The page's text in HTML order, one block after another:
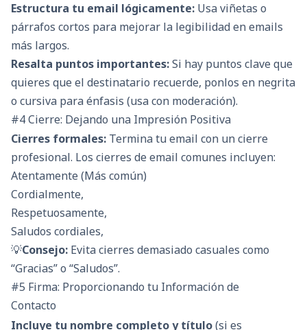
Estructura tu email lógicamente: Usa viñetas o
párrafos cortos para mejorar la legibilidad en emails
más largos.
Resalta puntos importantes:Si hay puntos clave que
quieres que el destinatario recuerde, ponlos en negrita
o cursiva para énfasis (usa con moderación).
#4 Cierre: Dejando una Impresión Positiva
Cierres formales: Termina tu email con un cierre
profesional. Los cierres de email comunes incluyen:
Atentamente (Más común)
Cordialmente,
Respetuosamente,
Saludos cordiales,
💡Consejo: Evita cierres demasiado casuales como
“Gracias” o “Saludos”.
#5 Firma: Proporcionando tu Información de
Contacto
Incluye tu nombre completo y título(si es